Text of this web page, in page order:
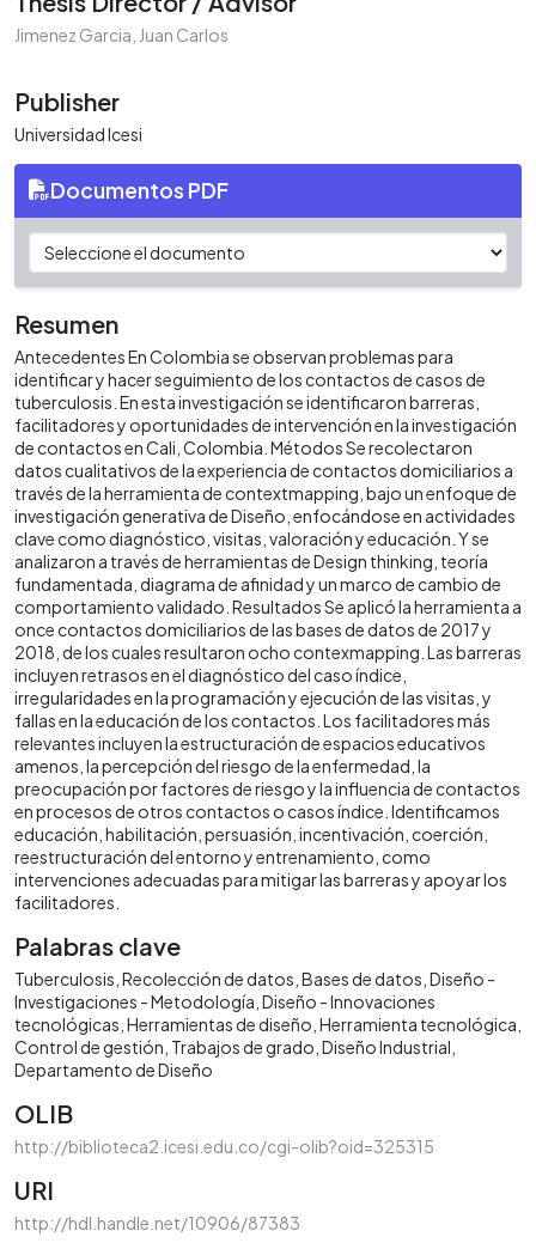
Jimenez Garcia, Juan Carlos
Publisher
Universidad Icesi
Documentos PDF
Resumen
Antecedentes En Colombia se observan problemas para
identificar y hacer seguimiento de los contactos de casos de
tuberculosis. En esta investigación se identificaron barreras,
facilitadores y oportunidades de intervención en la investigación
de contactos en Cali, Colombia. Métodos Se recolectaron
datos cualitativos de la experiencia de contactos domiciliarios a
través de la herramienta de contextmapping, bajo un enfoque de
investigación generativa de Diseño, enfocándose en actividades
clave como diagnóstico, visitas, valoración y educación. Y se
analizaron a través de herramientas de Design thinking, teoría
fundamentada, diagrama de afinidad y un marco de cambio de
comportamiento validado. Resultados Se aplicó la herramienta a
once contactos domiciliarios de las bases de datos de 2017 y
2018, de los cuales resultaron ocho contexmapping. Las barreras
incluyen retrasos en el diagnóstico del caso índice,
irregularidades en la programación y ejecución de las visitas, y
fallas en la educación de los contactos. Los facilitadores más
relevantes incluyen la estructuración de espacios educativos
amenos, la percepción del riesgo de la enfermedad, la
preocupación por factores de riesgo y la influencia de contactos
en procesos de otros contactos o casos índice. Identificamos
educación, habilitación, persuasión, incentivación, coerción,
reestructuración del entorno y entrenamiento, como
intervenciones adecuadas para mitigar las barreras y apoyar los
facilitadores.
Palabras clave
Tuberculosis Recolección de datos Bases de datos Diseño -
Investigaciones - Metodología Diseño - Innovaciones
tecnológicas Herramientas de diseño Herramienta tecnológica
Control de gestión Trabajos de grado Diseño Industrial
Departamento de Diseño
OLIB
http://biblioteca2.icesi.edu.co/cgi-olib?oid=325315
URI
http://hdl.handle.net/10906/87383